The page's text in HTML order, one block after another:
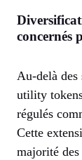
concernés
Au-delà des
utility
régulés
Cette
majorité